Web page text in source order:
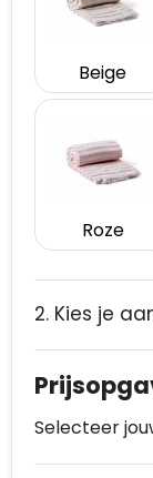
Beige
Roze
2. Kies je
Selecteer